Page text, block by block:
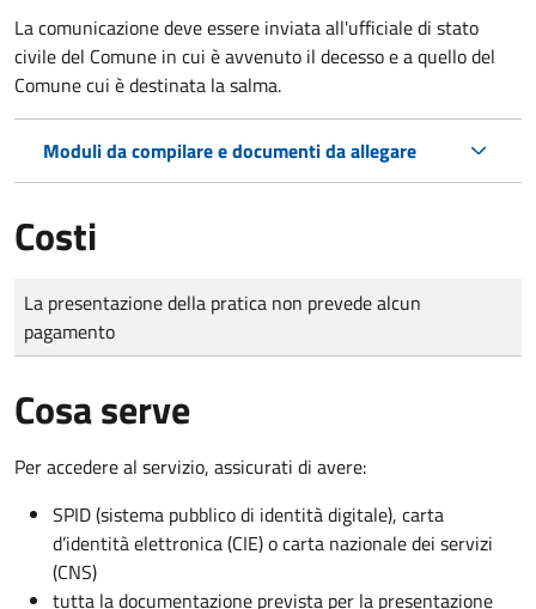
La comunicazione deve essere inviata all'ufficiale di stato
civile del Comune in cui è avvenuto il decesso e a quello del
Comune cui è destinata la salma.
Moduli da compilare e documenti da allegare
Costi
Tipo di pagamento
Importo
La presentazione della pratica non prevede alcun
pagamento
Cosa serve
Per accedere al servizio, assicurati di avere:
SPID (sistema pubblico di identità digitale), carta
d’identità elettronica (CIE) o carta nazionale dei servizi
(CNS)
tutta la documentazione prevista per la presentazione